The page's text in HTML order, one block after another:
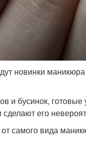
новинки
и бусинок,
его
самого вида